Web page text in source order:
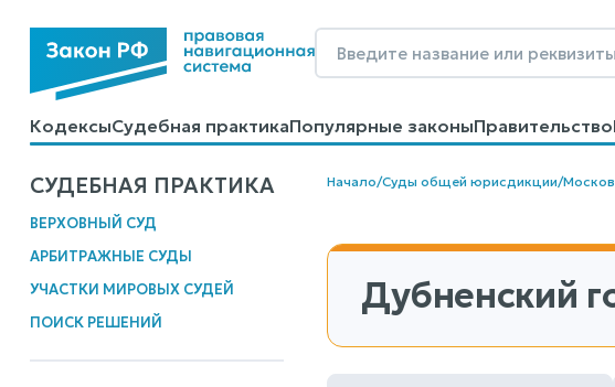
КодексыСудебная практикаПопулярные законыПравительство
КалькуляторыСправочные материалыОбразцы договоров
СУДЕБНАЯ ПРАКТИКА
ВЕРХОВНЫЙ СУД
АРБИТРАЖНЫЕ СУДЫ
УЧАСТКИ МИРОВЫХ СУДЕЙ
ПОИСК РЕШЕНИЙ
Начало/Суды общей юрисдикции/
Дубненский